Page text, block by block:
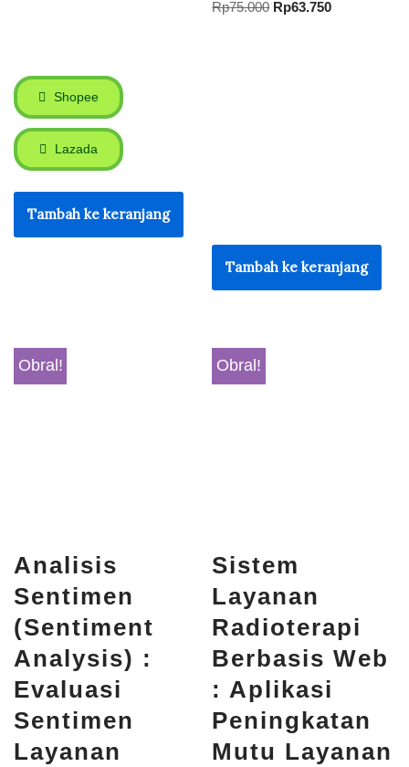
Shopee
Lazada
Tambah ke keranjang
Rp75.000 Rp63.750
Tambah ke keranjang
Obral!
Analisis
Sentimen
(Sentiment
Analysis) :
Evaluasi
Sentimen
Layanan
Obral!
Sistem
Layanan
Radioterapi
Berbasis Web
: Aplikasi
Peningkatan
Mutu Layanan